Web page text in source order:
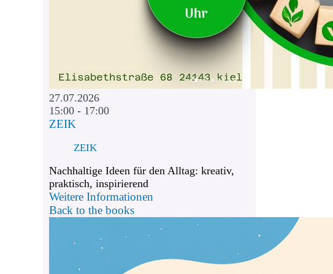
27.07.2026
15:00 - 17:00
ZEIK
ZEIK
Nachhaltige Ideen für den Alltag: kreativ,
praktisch, inspirierend
Weitere Informationen
Back to the books